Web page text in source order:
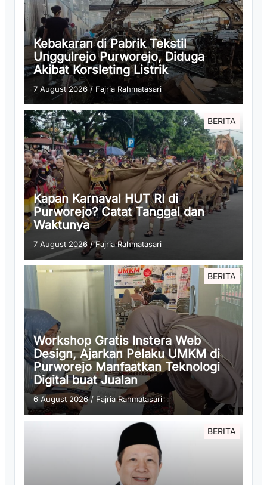
Kebakaran di Pabrik Tekstil
Unggulrejo Purworejo, Diduga
Akibat Korsleting Listrik
7 August 2026/ Fajria Rahmatasari
BERITA
Kapan Karnaval HUT RI di
Purworejo? Catat Tanggal dan
Waktunya
7 August 2026 /Fajria Rahmatasari
BERITA
Workshop Gratis Instera Web
Design, Ajarkan Pelaku UMKM di
Purworejo Manfaatkan Teknologi
Digital buat Jualan
6 August 2026/ Fajria Rahmatasari
BERITA